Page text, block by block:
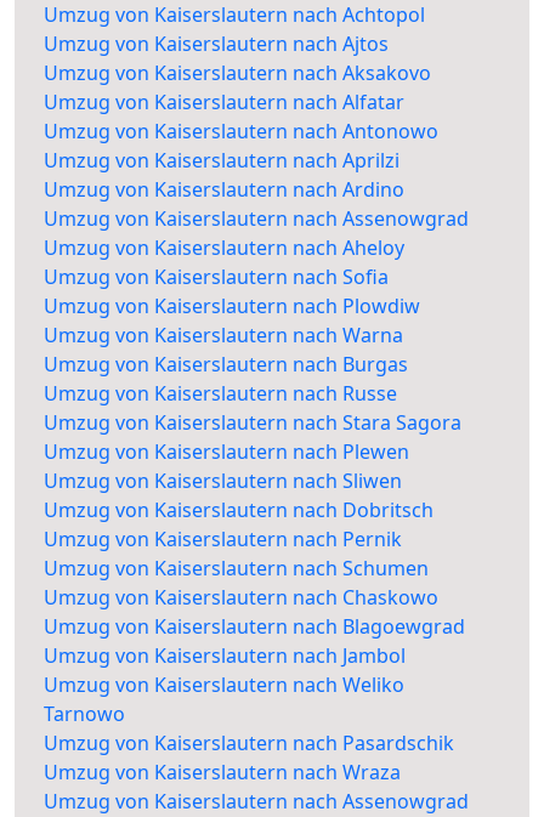
Umzug von Kaiserslautern nach Achtopol
Umzug von Kaiserslautern nach Ajtos
Umzug von Kaiserslautern nach Aksakovo
Umzug von Kaiserslautern nach Alfatar
Umzug von Kaiserslautern nach Antonowo
Umzug von Kaiserslautern nach Aprilzi
Umzug von Kaiserslautern nach Ardino
Umzug von Kaiserslautern nach Assenowgrad
Umzug von Kaiserslautern nach Aheloy
Umzug von Kaiserslautern nach Sofia
Umzug von Kaiserslautern nach Plowdiw
Umzug von Kaiserslautern nach Warna
Umzug von Kaiserslautern nach Burgas
Umzug von Kaiserslautern nach Russe
Umzug von Kaiserslautern nach Stara Sagora
Umzug von Kaiserslautern nach Plewen
Umzug von Kaiserslautern nach Sliwen
Umzug von Kaiserslautern nach Dobritsch
Umzug von Kaiserslautern nach Pernik
Umzug von Kaiserslautern nach Schumen
Umzug von Kaiserslautern nach Chaskowo
Umzug von Kaiserslautern nach Blagoewgrad
Umzug von Kaiserslautern nach Jambol
Umzug von Kaiserslautern nach Weliko
Tarnowo
Umzug von Kaiserslautern nach Pasardschik
Umzug von Kaiserslautern nach Wraza
Umzug von Kaiserslautern nach Assenowgrad